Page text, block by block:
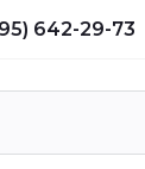
642-29-73